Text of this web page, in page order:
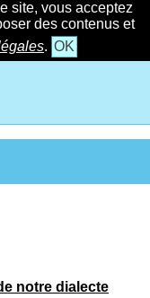
site, vous acceptez
des contenus et
. OK
notre dialecte